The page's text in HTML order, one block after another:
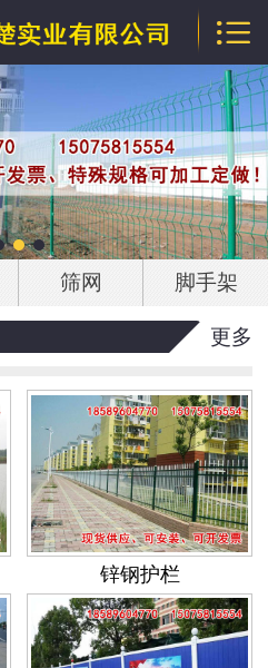
 网站首页
产品中心
行业资讯
技术文章
企业资质

筛网 脚手架
更多
锌钢护栏